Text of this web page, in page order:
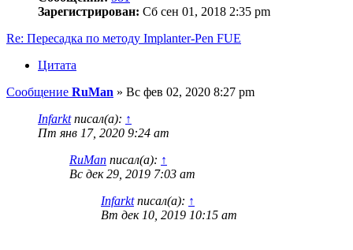
Зарегистрирован: Сб сен 01, 2018 2:35 pm
Re: Пересадка по методу Implanter-Pen FUE
Цитата
Сообщение RuMan » Вс фев 02, 2020 8:27 pm
Infarktписал(а): ↑
Пт янв 17, 2020 9:24 am
RuMan писал(а): ↑
Вс дек 29, 2019 7:03 am
Infarktписал(а): ↑
Вт дек 10, 2019 10:15 am